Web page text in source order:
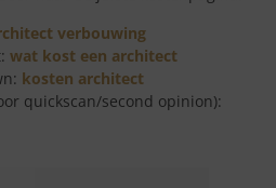
verbouwing
wat kost een architect
kosten architect
quickscan/second opinion):